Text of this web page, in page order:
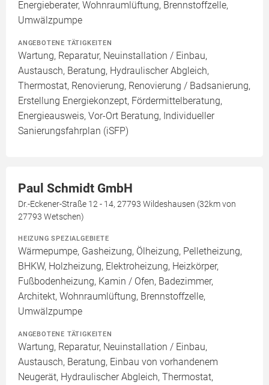
Energieberater, Wohnraumlüftung, Brennstoffzelle,
Umwälzpumpe
ANGEBOTENE TÄTIGKEITEN
Wartung, Reparatur, Neuinstallation / Einbau,
Austausch, Beratung, Hydraulischer Abgleich,
Thermostat, Renovierung, Renovierung / Badsanierung,
Erstellung Energiekonzept, Fördermittelberatung,
Energieausweis, Vor-Ort Beratung, Individueller
Sanierungsfahrplan (iSFP)
Paul Schmidt GmbH
Dr.-Eckener-Straße 12 - 14, 27793 Wildeshausen (32km von
27793 Wetschen)
HEIZUNG SPEZIALGEBIETE
Wärmepumpe, Gasheizung, Ölheizung, Pelletheizung,
BHKW, Holzheizung, Elektroheizung, Heizkörper,
Fußbodenheizung, Kamin / Ofen, Badezimmer,
Architekt, Wohnraumlüftung, Brennstoffzelle,
Umwälzpumpe
ANGEBOTENE TÄTIGKEITEN
Wartung, Reparatur, Neuinstallation / Einbau,
Austausch, Beratung, Einbau von vorhandenem
Neugerät, Hydraulischer Abgleich, Thermostat,